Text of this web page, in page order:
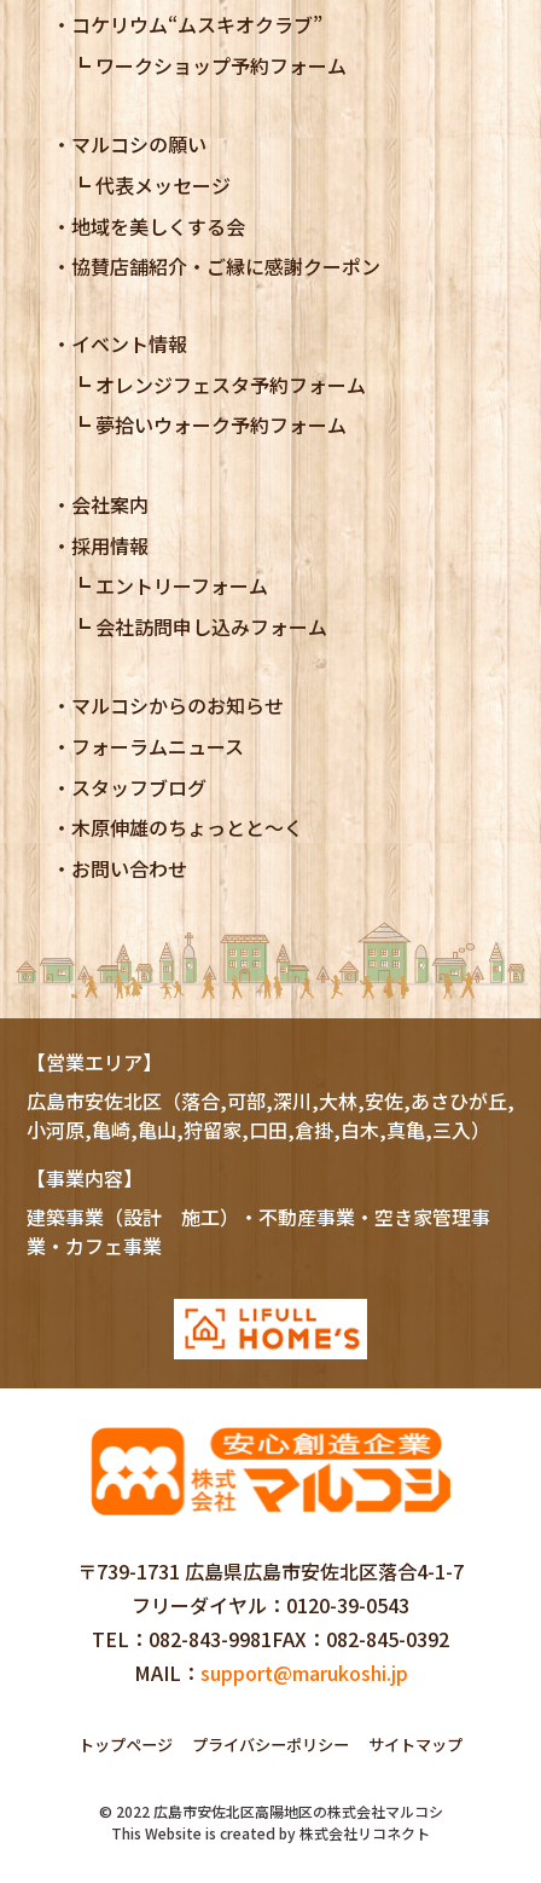
コケリウム“ムスキオクラブ”
ワークショップ予約フォーム
マルコシの願い
代表メッセージ
地域を美しくする会
協賛店舗紹介・ご縁に感謝クーポン
イベント情報
オレンジフェスタ予約フォーム
夢拾いウォーク予約フォーム
会社案内
採用情報
エントリーフォーム
会社訪問申し込みフォーム
マルコシからのお知らせ
フォーラムニュース
スタッフブログ
木原伸雄のちょっとと～く
お問い合わせ
【営業エリア】
広島市安佐北区（落合,可部,深川,大林,安佐,あさひが丘,
小河原,亀崎,亀山,狩留家,口田,倉掛,白木,真亀,三入）
【事業内容】
建築事業（設計 施工）・不動産事業・空き家管理事
業・カフェ事業
〒739-1731 広島県広島市安佐北区落合4-1-7
フリーダイヤル
0120-39-0543
TEL
082-843-9981FAX
082-845-0392
MAIL
support@marukoshi.jp
トップページ プライバシーポリシー サイトマップ
© 2022 広島市安佐北区高陽地区の株式会社マルコシ
This Website is created by株式会社リコネクト